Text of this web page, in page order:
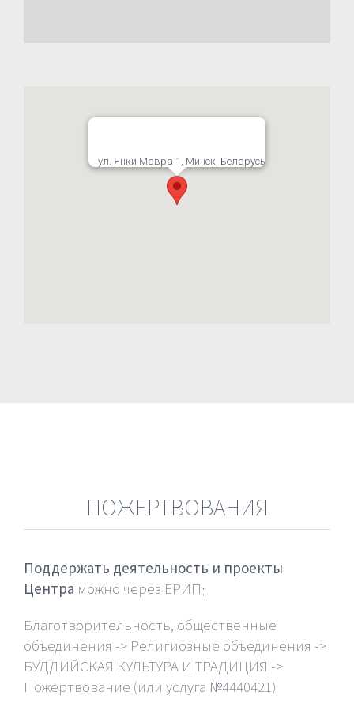
ул. Янки Мавра 1, Минск, Беларусь
ПОЖЕРТВОВАНИЯ
Поддержать деятельность и проекты
Центра можно через ЕРИП:
Благотворительность, общественные
объединения -> Религиозные объединения ->
БУДДИЙСКАЯ КУЛЬТУРА И ТРАДИЦИЯ ->
Пожертвование (или услуга №4440421)